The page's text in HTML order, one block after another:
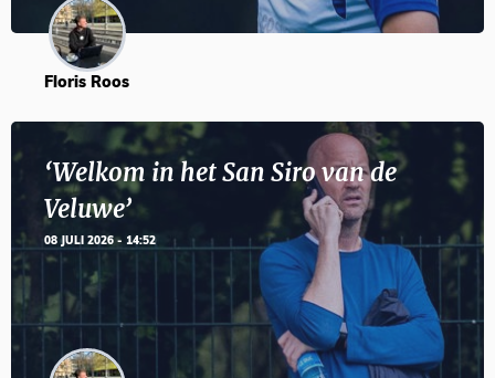
Floris Roos
‘Welkom in het San Siro van de
Veluwe’
08 JULI 2026 - 14:52